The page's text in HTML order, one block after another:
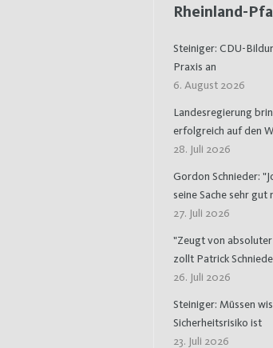
Rheinland-
Steiniger: CDU-
Praxis an
6. August 2026
Landesregierung
erfolgreich auf den
28. Juli 2026
Gordon Schnieder:
seine Sache sehr gut
27. Juli 2026
"Zeugt von
zollt Patrick
26. Juli 2026
Steiniger: Müssen
Sicherheitsrisiko ist
23. Juli 2026